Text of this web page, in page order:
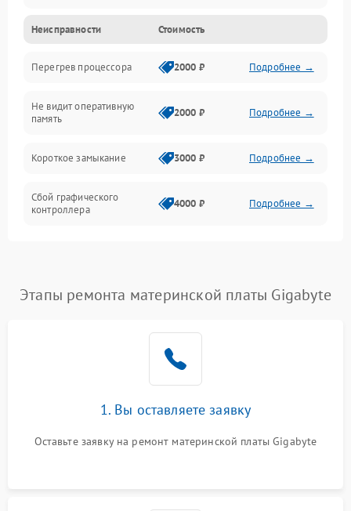
Корпус/Герметичность
Механика
ПО/Микропрограмма
Неисправности Стоимость
Перегрев процессора 2000 ₽ Подробнее →
Не видит оперативную
память
2000 ₽ Подробнее →
Короткое замыкание 3000 ₽ Подробнее →
Сбой графического
контроллера
4000 ₽ Подробнее →
Этапы ремонта материнской платы Gigabyte
1. Вы оставляете заявку
Оставьте заявку на ремонт материнской платы Gigabyte